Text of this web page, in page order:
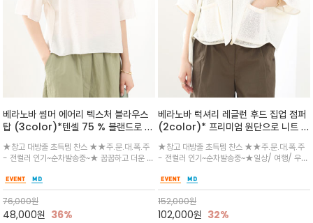
베라노바 썸머 에어리 텍스처 블라우스
탑 (3color)*텐셀 75 % 블랜드로 가
볍고 시원하게 / 담백한 아이보리와 클
래식한 블랙 컬러가 세련된 분위기를 더
하며, 여유로운 세미 루즈핏과 자연스럽
게 떨어지는 실루엣이 편안하면서도 단
정한 인상을 연출
★창고 대방출 초득템 찬스 ★★주.문.대.폭.주
- 전컬러 인기~순차발송중~★ 꿉꿉하고 더운 여
과 시원한 나일론 혼방/ 넥라인과 사이드배색은
코튼으로 편하게~깔끔한 라운드 넥과 드롭 숄더
디자인
76,000원
48,000원 36%
베라노바 럭셔리 레글런 후드 집업 점퍼
(2color)* 프리미엄 원단으로 니트 짜
임 기법 / 입지 않은 듯 가벼운 아세테이
트 블렌드 소재로, 한여름에도 쾌적하고
시원한 착용감을 선사
★창고 대방출 초득템 찬스 ★★주.문.대.폭.주
- 전컬러 인기~순차발송중~★일상/ 여행/ 우아
시원한 바닷바람처럼 쾌적함을 느끼는아이템/몸
을 따라 유연하게 흐르는 드레이프(주름) 실루엣
이 고급스러운 무드/ 릴렉스
152,000원
102,000원 32%